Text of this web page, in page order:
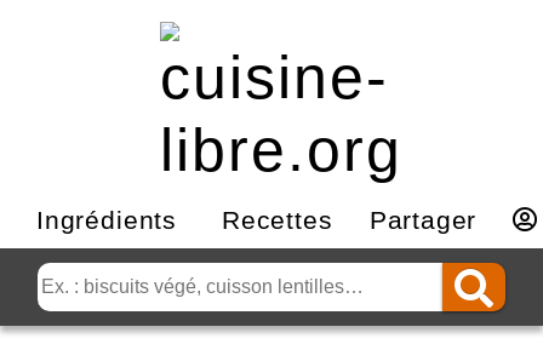
Ingrédients Recettes Partager